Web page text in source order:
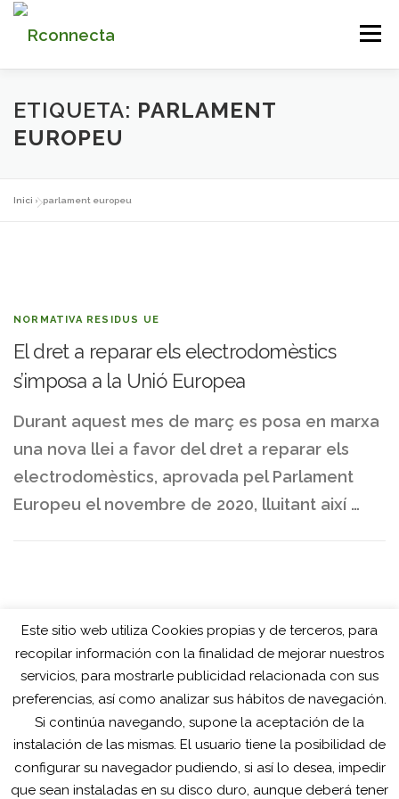
Vés
contingut
Menú
INICI QUI SOM SERVEIS
ETIQUETA: PARLAMENT
EUROPEU
Inici »parlament europeu
NORMATIVA RESIDUS UE
El dret a reparar els electrodomèstics
s’imposa a la Unió Europea
Durant aquest mes de març es posa en marxa
una nova llei a favor del dret a reparar els
electrodomèstics, aprovada pel Parlament
Europeu el novembre de 2020, lluitant així …
Este sitio web utiliza Cookies propias y de terceros, para
recopilar información con la finalidad de mejorar nuestros
servicios, para mostrarle publicidad relacionada con sus
preferencias, así como analizar sus hábitos de navegación.
Si continúa navegando, supone la aceptación de la
instalación de las mismas. El usuario tiene la posibilidad de
configurar su navegador pudiendo, si así lo desea, impedir
que sean instaladas en su disco duro, aunque deberá tener